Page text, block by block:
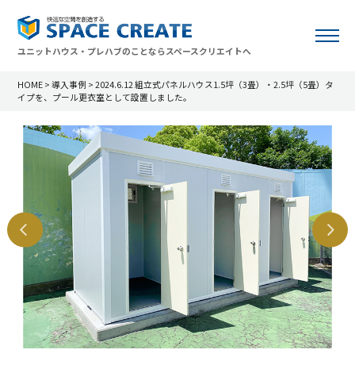
ユニットハウス・プレハブのことならスペースクリエイトへ
HOME >導入事例 >2024.6.12 組立式パネルハウス1.5坪（3畳）・2.5坪（5畳）タ
イプを、プール更衣室として設置しました。